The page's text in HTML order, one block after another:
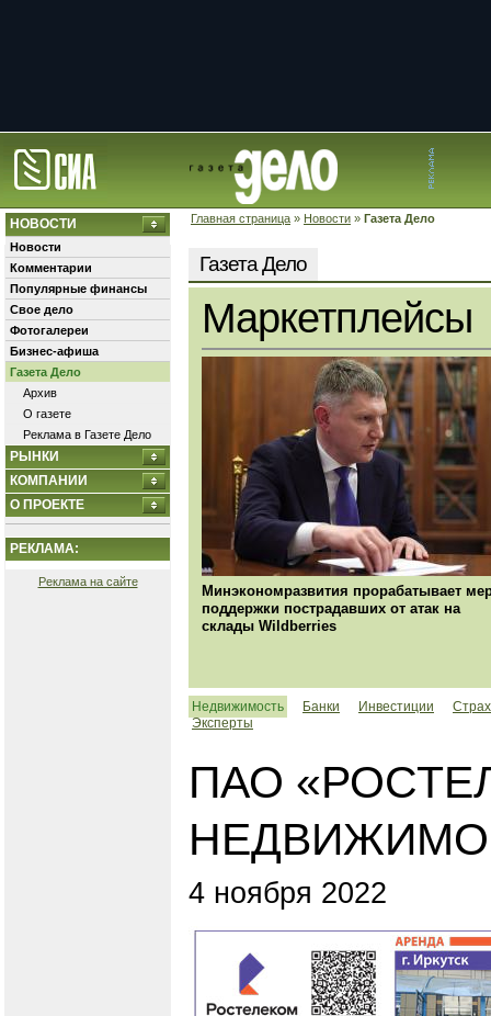
Главная страница » Новости » Газета Дело
НОВОСТИ
Новости
Комментарии
Популярные финансы
Свое дело
Фотогалереи
Бизнес-афиша
Газета Дело
Архив
О газете
Реклама в Газете Дело
РЫНКИ
КОМПАНИИ
О ПРОЕКТЕ
РЕКЛАМА:
Реклама на сайте
Газета Дело
Маркетплейсы
Минэкономразвития прорабатывает
поддержки пострадавших от атак на
склады Wildberries
Недвижимость Банки Инвестиции
Эксперты
ПАО
4 ноября 2022